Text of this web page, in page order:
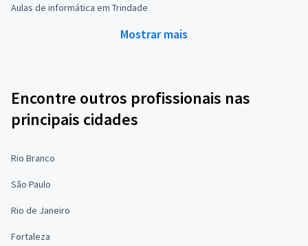
Aulas de informática em Trindade
Mostrar mais
Encontre outros profissionais nas
principais cidades
Rio Branco
São Paulo
Rio de Janeiro
Fortaleza